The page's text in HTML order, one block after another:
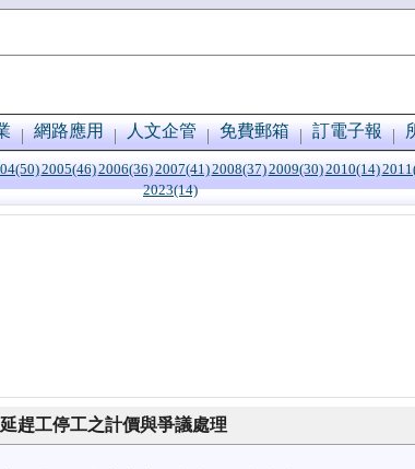
網路應用 人文企管 免費郵箱 訂電子報
2005(46)2006(36)2007(41)2008(37)2009(30)2010(14)
2023(14)
趕工停工之計價與爭議處理